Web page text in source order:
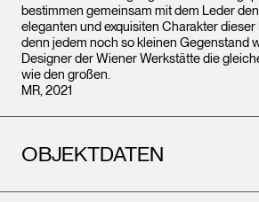
bestimmen gemeinsam mit dem Leder
eleganten und exquisiten Charakter
denn jedem noch so kleinen Gegenstand
Designer der Wiener Werkstätte die
wie den großen.
MR, 2021
OBJEKTDATEN